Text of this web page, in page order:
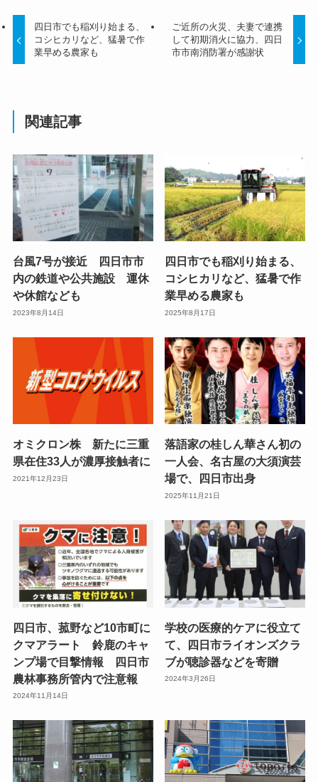
四日市でも稲刈り始まる、
コシヒカリなど、猛暑で作
業早める農家も
ご近所の火災、夫妻で連携
して初期消火に協力、四日
市市南消防署が感謝状
関連記事
台風7号が接近 四日市市
内の鉄道や公共施設 運休
や休館なども
2023年8月14日
四日市でも稲刈り始まる、
コシヒカリなど、猛暑で作
業早める農家も
2025年8月17日
オミクロン株 新たに三重
県在住33人が濃厚接触者に
2021年12月23日
落語家の桂しん華さん初の
一人会、名古屋の大須演芸
場で、四日市出身
2025年11月21日
四日市、菰野など10市町に
クマアラート 鈴鹿のキャ
ンプ場で目撃情報 四日市
農林事務所管内で注意報
2024年11月14日
学校の医療的ケアに役立て
て、四日市ライオンズクラ
ブが聴診器などを寄贈
2024年3月26日